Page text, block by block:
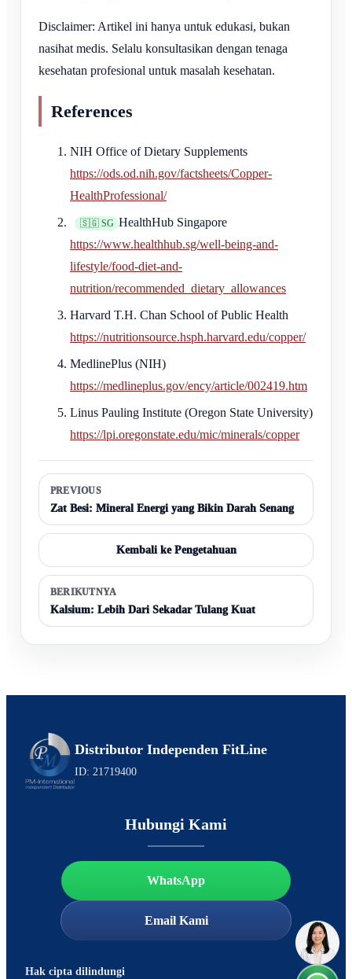
Disclaimer: Artikel ini hanya untuk edukasi, bukan
nasihat medis. Selalu konsultasikan dengan tenaga
kesehatan profesional untuk masalah kesehatan.
References
NIH Office of Dietary Supplements
https://ods.od.nih.gov/factsheets/Copper-
HealthProfessional/
🇸🇬 SG HealthHub Singapore
https://www.healthhub.sg/well-being-and-
lifestyle/food-diet-and-
nutrition/recommended_dietary_allowances
Harvard T.H. Chan School of Public Health
https://nutritionsource.hsph.harvard.edu/copper/
MedlinePlus (NIH)
https://medlineplus.gov/ency/article/002419.htm
Linus Pauling Institute (Oregon State University)
https://lpi.oregonstate.edu/mic/minerals/copper
PREVIOUS
Zat Besi: Mineral Energi yang Bikin Darah Senang
Kembali ke Pengetahuan
BERIKUTNYA
Kalsium: Lebih Dari Sekadar Tulang Kuat
Distributor Independen FitLine
ID: 21719400
Hubungi Kami
WhatsApp
Email Kami
Hak cipta dilindungi